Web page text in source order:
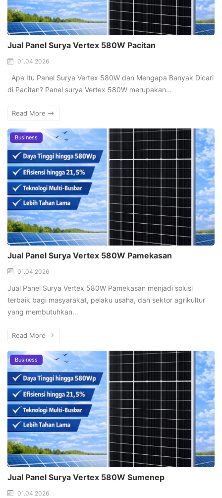
Jual Panel Surya Vertex 580W Pacitan
01.04.2026
Apa Itu Panel Surya Vertex 580W dan Mengapa Banyak Dicari
di Pacitan? Panel surya Vertex 580W merupakan…
Read More
Business
Jual Panel Surya Vertex 580W Pamekasan
01.04.2026
Jual Panel Surya Vertex 580W Pamekasan menjadi solusi
terbaik bagi masyarakat, pelaku usaha, dan sektor agrikultur
yang membutuhkan…
Read More
Business
Jual Panel Surya Vertex 580W Sumenep
01.04.2026